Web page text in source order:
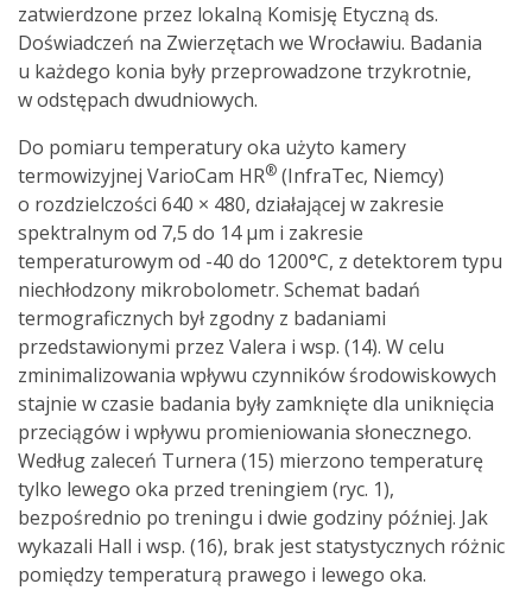
zatwierdzone przez lokalną Komisję Etyczną ds.
Doświadczeń na Zwierzętach we Wrocławiu. Badania
u każdego konia były przeprowadzone trzykrotnie,
w odstępach dwudniowych.
Do pomiaru temperatury oka użyto kamery
termowizyjnej VarioCam HR® (InfraTec, Niemcy)
o rozdzielczości 640 × 480, działającej w zakresie
spektralnym od 7,5 do 14 µm i zakresie
temperaturowym od -40 do 1200°C, z detektorem typu
niechłodzony mikrobolometr. Schemat badań
termograficznych był zgodny z badaniami
przedstawionymi przez Valera i wsp. (14). W celu
zminimalizowania wpływu czynników środowiskowych
stajnie w czasie badania były zamknięte dla uniknięcia
przeciągów i wpływu promieniowania słonecznego.
Według zaleceń Turnera (15) mierzono temperaturę
tylko lewego oka przed treningiem (ryc. 1),
bezpośrednio po treningu i dwie godziny później. Jak
wykazali Hall i wsp. (16), brak jest statystycznych różnic
pomiędzy temperaturą prawego i lewego oka.